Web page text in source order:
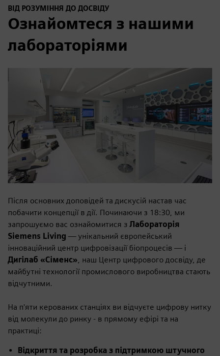
ВІД РОЗУМІННЯ ДО ДОСВІДУ
Ознайомтеся з нашими
лабораторіями
Після основних доповідей та дискусій настав час
побачити концепції в дії. Починаючи з 18:30, ми
запрошуємо вас ознайомитися з Лабораторія
Siemens Living — унікальний європейський
інноваційний центр цифровізації біопроцесів — і
Дигілаб «Сіменс», наш Центр цифрового досвіду, де
майбутні технології промислового виробництва стають
відчутними.
На п'яти керованих станціях ви відчуєте цифрову нитку
від молекули до ринку - в прямому ефірі та на
практиці:
Відкриття та розробка з підтримкою штучного